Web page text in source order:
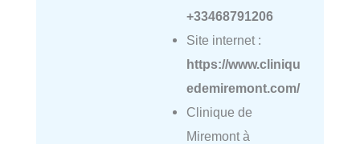
+33468791206
Site internet :
https://www.cliniqu
edemiremont.com/
Clinique de
Miremont à